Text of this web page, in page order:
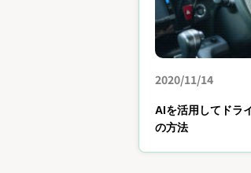
2020/11/14
AIを活用してドラ
の方法